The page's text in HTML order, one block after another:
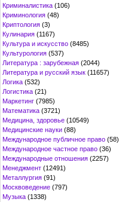
Криминалистика (106)
Криминология (48)
Криптология (3)
Кулинария (1167)
Культура и искусство (8485)
Культурология (537)
Литература : зарубежная (2044)
Литература и русский язык (11657)
Логика (532)
Логистика (21)
Маркетинг (7985)
Математика (3721)
Медицина, здоровье (10549)
Медицинские науки (88)
Международное публичное право (58)
Международное частное право (36)
Международные отношения (2257)
Менеджмент (12491)
Металлургия (91)
Москвоведение (797)
Музыка (1338)